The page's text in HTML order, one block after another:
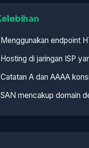
Menggunakan endpoint
Hosting di jaringan ISP
Catatan A dan AAAA
SAN mencakup domain